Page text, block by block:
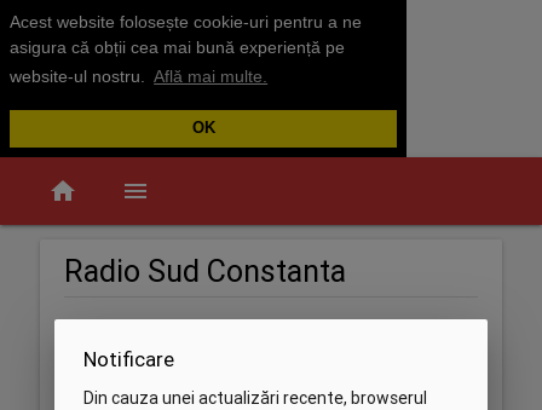
Acest website folosește cookie-uri pentru a ne
asigura că obții cea mai bună experiență pe
website-ul nostru.
Află mai multe.
OK
home menu
Radio Sud Constanta
Notificare
Din cauza unei actualizări recente, browserul